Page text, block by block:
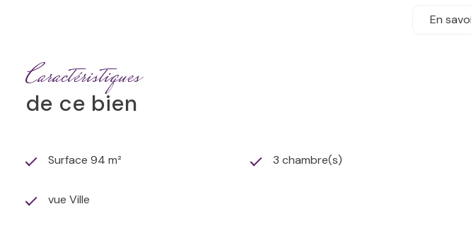
En
Caractéristiques
de ce bien
Surface 94 m² 3 chambre(s)
vue Ville